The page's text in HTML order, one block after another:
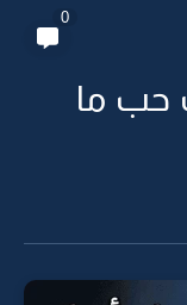
حب ما